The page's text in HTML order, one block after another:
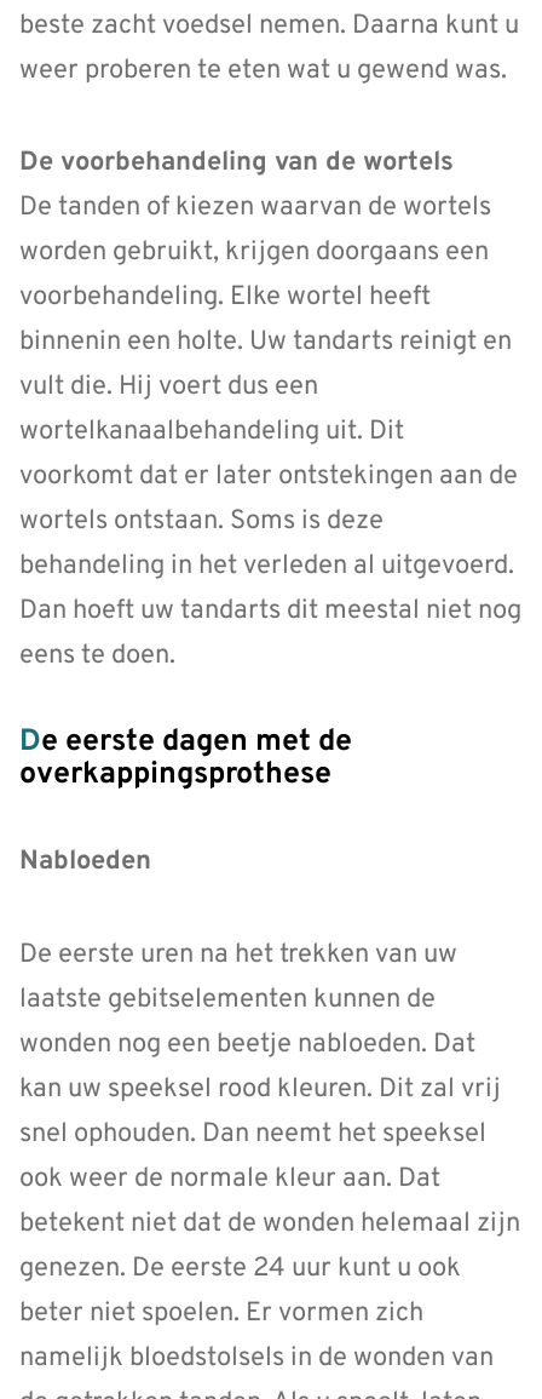
beste zacht voedsel nemen. Daarna kunt u
weer proberen te eten wat u gewend was.
De voorbehandeling van de wortels
De tanden of kiezen waarvan de wortels
worden gebruikt, krijgen doorgaans een
voorbehandeling. Elke wortel heeft
binnenin een holte. Uw tandarts reinigt en
vult die. Hij voert dus een
wortelkanaalbehandeling uit. Dit
voorkomt dat er later ontstekingen aan de
wortels ontstaan. Soms is deze
behandeling in het verleden al uitgevoerd.
Dan hoeft uw tandarts dit meestal niet nog
eens te doen.
De eerste dagen met de
overkappingsprothese
Nabloeden
De eerste uren na het trekken van uw
laatste gebitselementen kunnen de
wonden nog een beetje nabloeden. Dat
kan uw speeksel rood kleuren. Dit zal vrij
snel ophouden. Dan neemt het speeksel
ook weer de normale kleur aan. Dat
betekent niet dat de wonden helemaal zijn
genezen. De eerste 24 uur kunt u ook
beter niet spoelen. Er vormen zich
namelijk bloedstolsels in de wonden van